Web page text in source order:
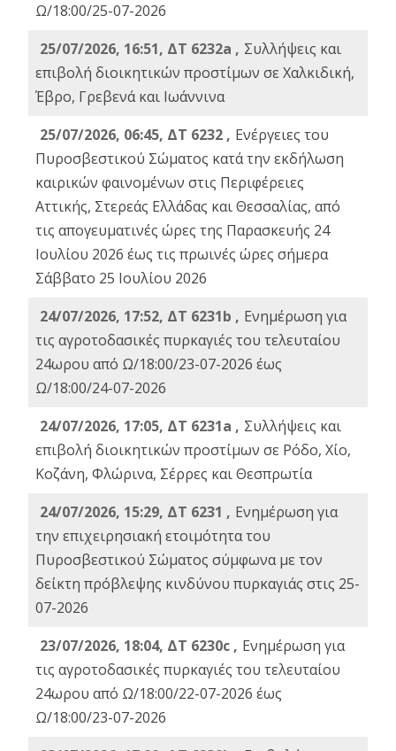
Ω/18:00/25-07-2026
25/07/2026, 16:51, ΔΤ 6232a , Συλλήψεις και
επιβολή διοικητικών προστίμων σε Χαλκιδική,
Έβρο, Γρεβενά και Ιωάννινα
25/07/2026, 06:45, ΔΤ 6232 , Ενέργειες του
Πυροσβεστικού Σώματος κατά την εκδήλωση
καιρικών φαινομένων στις Περιφέρειες
Αττικής, Στερεάς Ελλάδας και Θεσσαλίας, από
τις απογευματινές ώρες της Παρασκευής 24
Ιουλίου 2026 έως τις πρωινές ώρες σήμερα
Σάββατο 25 Ιουλίου 2026
24/07/2026, 17:52, ΔΤ 6231b , Ενημέρωση για
τις αγροτοδασικές πυρκαγιές του τελευταίου
24ωρου από Ω/18:00/23-07-2026 έως
Ω/18:00/24-07-2026
24/07/2026, 17:05, ΔΤ 6231a , Συλλήψεις και
επιβολή διοικητικών προστίμων σε Ρόδο, Χίο,
Κοζάνη, Φλώρινα, Σέρρες και Θεσπρωτία
24/07/2026, 15:29, ΔΤ 6231 , Ενημέρωση για
την επιχειρησιακή ετοιμότητα του
Πυροσβεστικού Σώματος σύμφωνα με τον
δείκτη πρόβλεψης κινδύνου πυρκαγιάς στις 25-
07-2026
23/07/2026, 18:04, ΔΤ 6230c , Ενημέρωση για
τις αγροτοδασικές πυρκαγιές του τελευταίου
24ωρου από Ω/18:00/22-07-2026 έως
Ω/18:00/23-07-2026